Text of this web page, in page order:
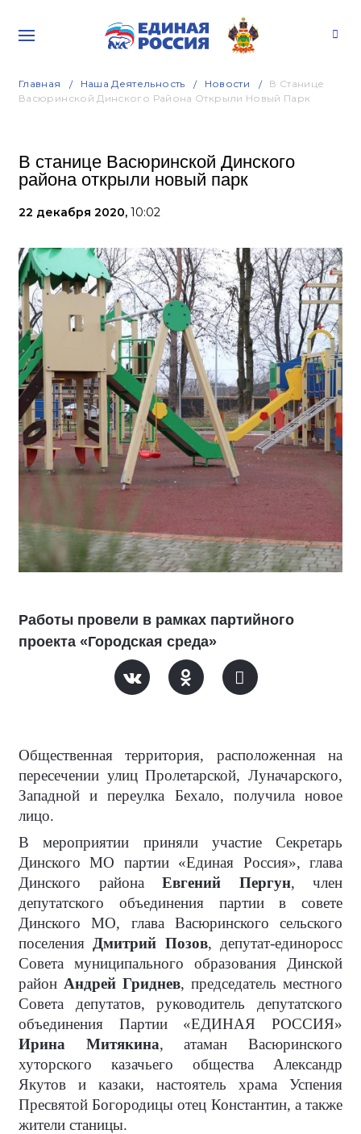
Главная Наша Деятельность Новости
В Станице
Васюринской Динского Района Открыли Новый Парк
В станице Васюринской Динского
района открыли новый парк
22 декабря 2020, 10:02
Работы провели в рамках партийного
проекта «Городская среда»
Общественная территория, расположенная на
пересечении улиц Пролетарской, Луначарского,
Западной и переулка Бехало, получила новое
лицо.
В мероприятии приняли участие Секретарь
Динского МО партии «Единая Россия», глава
Динского района Евгений Пергун, член
депутатского объединения партии в совете
Динского МО, глава Васюринского сельского
поселения Дмитрий Позов, депутат-единоросс
Совета муниципального образования Динской
район Андрей Гриднев, председатель местного
Совета депутатов, руководитель депутатского
объединения Партии «ЕДИНАЯ РОССИЯ»
Ирина Митякина, атаман Васюринского
хуторского казачьего общества Александр
Якутов и казаки, настоятель храма Успения
Пресвятой Богородицы отец Константин, а также
жители станицы.